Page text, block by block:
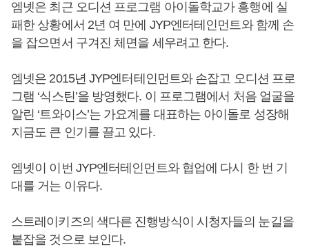
엠넷은 최근 오디션 프로그램 아이돌학교가 흥행에 실
패한 상황에서 2년 여 만에 JYP엔터테인먼트와 함께 손
을 잡으면서 구겨진 체면을 세우려고 한다.
엠넷은 2015년 JYP엔터테인먼트와 손잡고 오디션 프로
그램 ‘식스틴’을 방영했다. 이 프로그램에서 처음 얼굴을
알린 ‘트와이스’는 가요계를 대표하는 아이돌로 성장해
지금도 큰 인기를 끌고 있다.
엠넷이 이번 JYP엔터테인먼트와 협업에 다시 한 번 기
대를 거는 이유다.
스트레이키즈의 색다른 진행방식이 시청자들의 눈길을
붙잡을 것으로 보인다.